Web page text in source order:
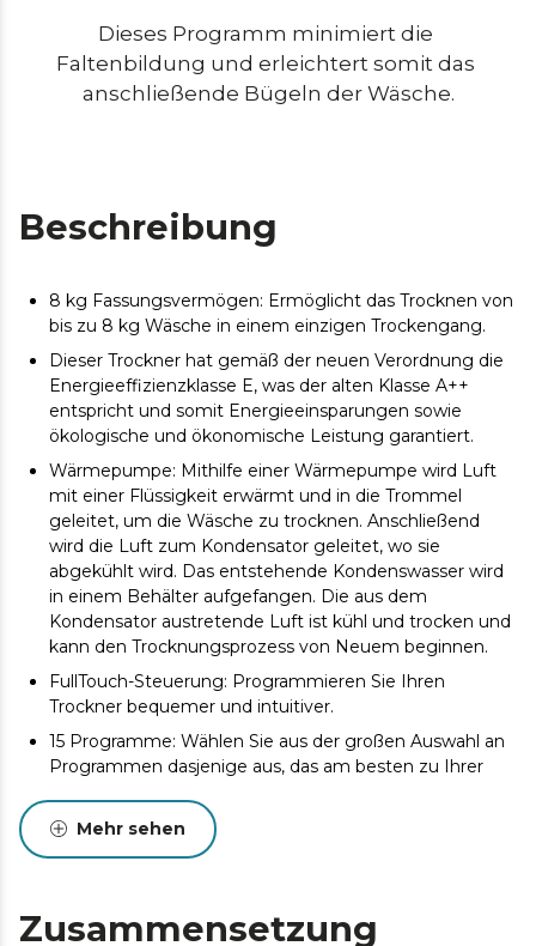
Dieses Programm minimiert die
Faltenbildung und erleichtert somit das
anschließende Bügeln der Wäsche.
Beschreibung
8 kg Fassungsvermögen: Ermöglicht das Trocknen von
bis zu 8 kg Wäsche in einem einzigen Trockengang.
Dieser Trockner hat gemäß der neuen Verordnung die
Energieeffizienzklasse E, was der alten Klasse A++
entspricht und somit Energieeinsparungen sowie
ökologische und ökonomische Leistung garantiert.
Wärmepumpe: Mithilfe einer Wärmepumpe wird Luft
mit einer Flüssigkeit erwärmt und in die Trommel
geleitet, um die Wäsche zu trocknen. Anschließend
wird die Luft zum Kondensator geleitet, wo sie
abgekühlt wird. Das entstehende Kondenswasser wird
in einem Behälter aufgefangen. Die aus dem
Kondensator austretende Luft ist kühl und trocken und
kann den Trocknungsprozess von Neuem beginnen.
FullTouch-Steuerung: Programmieren Sie Ihren
Trockner bequemer und intuitiver.
15 Programme: Wählen Sie aus der großen Auswahl an
Programmen dasjenige aus, das am besten zu Ihrer
Automatisches Trocknen: Der Trockner verfügt über ein
Sensorsystem, das die Luftfeuchtigkeit im Inneren
Wäsche noch feucht ist, passt das System die
Mehr sehen
Zusammensetzung